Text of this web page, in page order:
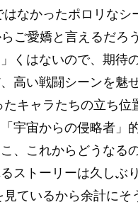
なかったポロリな
ご愛嬌と言えるだろ
くはないので、期待
高い戦闘シーンを魅
キャラたちの立ち
宇宙からの侵略者」
、これからどうなる
ストーリーは久しぶ
ているから余計にそ